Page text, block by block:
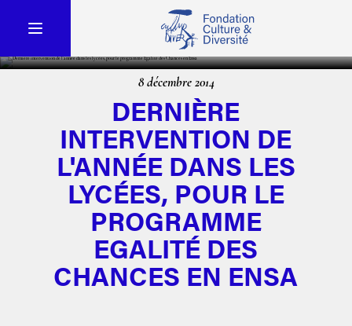
8 décembre 2014
DERNIÈRE
INTERVENTION DE
L'ANNÉE DANS LES
LYCÉES, POUR LE
PROGRAMME
EGALITÉ DES
CHANCES EN ENSA